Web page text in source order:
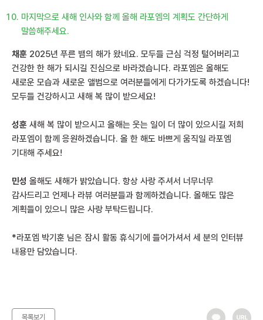
마지막으로 새해 인사와 함께 올해 라포엠의 계획도 간단하게
말씀해주세요.
채훈 2025년 푸른 뱀의 해가 왔네요. 모두들 근심 걱정 털어버리고
건강한 한 해가 되시길 진심으로 바라겠습니다. 라포엠은 올해도
새로운 모습과 새로운 앨범으로 여러분들에게 다가가도록 하겠습니다!
모두들 건강하시고 새해 복 많이 받으세요!
성훈 새해 복 많이 받으시고 올해는 웃는 일이 더 많이 있으시길 저희
라포엠이 함께 응원하겠습니다. 올 한 해도 바쁘게 움직일 라포엠
기대해 주세요!
민성 올해도 새해가 밝았습니다. 항상 사랑 주셔서 너무너무
감사드리고 언제나 라뷰 여러분들과 함께하겠습니다. 올해도 많은
계획들이 있으니 많은 사랑 부탁드립니다.
*라포엠 박기훈 님은 잠시 활동 휴식기에 들어가셔서 세 분의 인터뷰
내용만 담았습니다.
목록보기